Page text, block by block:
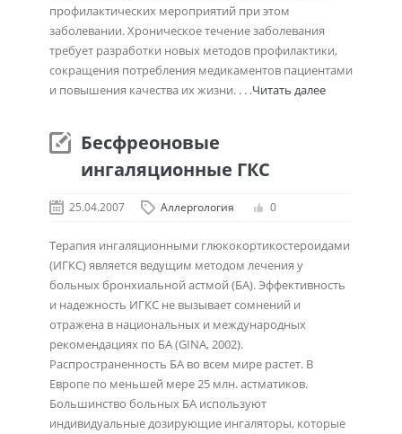
профилактических мероприятий при этом
заболевании. Хроническое течение заболевания
требует разработки новых методов профилактики,
сокращения потребления медикаментов пациентами
и повышения качества их жизни. . . .Читать далее
Бесфреоновые
ингаляционные ГКС
25.04.2007 Аллергология 0
Терапия ингаляционными глюкокортикостероидами
(ИГКС) является ведущим методом лечения у
больных бронхиальной астмой (БА). Эффективность
и надежность ИГКС не вызывает сомнений и
отражена в национальных и международных
рекомендациях по БА (GINA, 2002).
Распространенность БА во всем мире растет. В
Европе по меньшей мере 25 млн. астматиков.
Большинство больных БА используют
индивидуальные дозирующие ингаляторы, которые